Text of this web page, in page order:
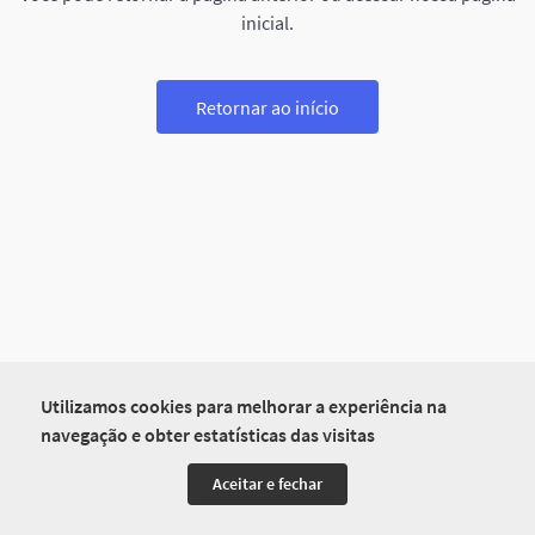
Utilizamos cookies para melhorar a experiência na
navegação e obter estatísticas das visitas
Aceitar e fechar
inicial.
Retornar ao início